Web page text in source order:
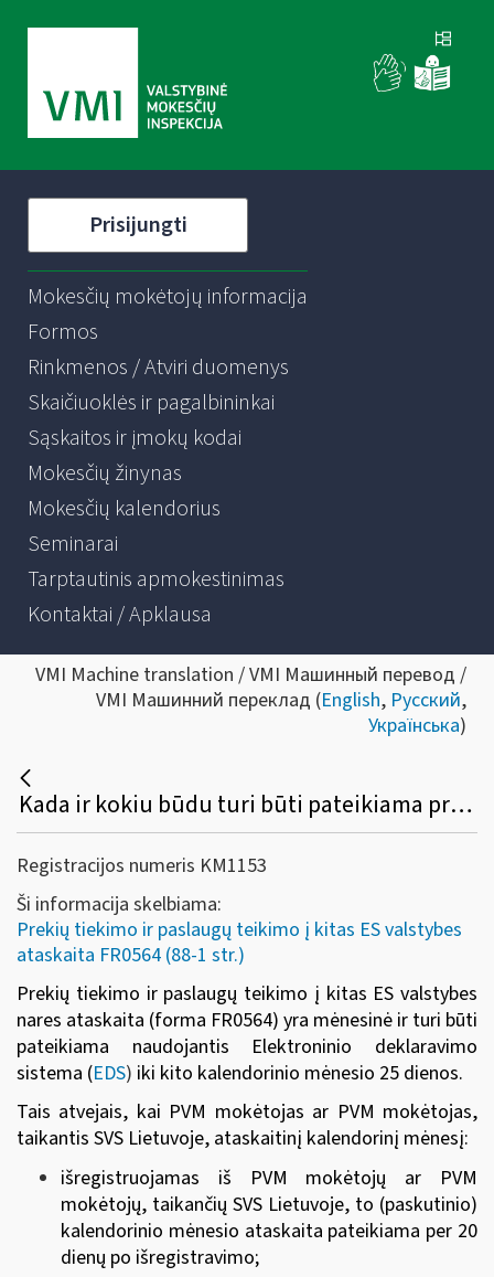
Prisijungti
Mokesčių mokėtojų informacija
Formos
Rinkmenos / Atviri duomenys
Skaičiuoklės ir pagalbininkai
Sąskaitos ir įmokų kodai
Mokesčių žinynas
Mokesčių kalendorius
Seminarai
Tarptautinis apmokestinimas
Kontaktai / Apklausa
VMI Machine translation / VMI Машинный перевод /
VMI Машинний переклад (English, Русский,
Українська)
Kada ir kokiu būdu turi būti pateikiama prekių tiekimo ir paslaugų teikimo į kitas ES valstybes nares ataskaita (FR0564)?
Registracijos numeris KM1153
Ši informacija skelbiama:
Prekių tiekimo ir paslaugų teikimo į kitas ES valstybes
ataskaita FR0564 (88-1 str.)
Prekių tiekimo ir paslaugų teikimo į kitas ES valstybes
nares ataskaita (forma FR0564) yra mėnesinė ir turi būti
pateikiama naudojantis Elektroninio deklaravimo
sistema (EDS) iki kito kalendorinio mėnesio 25 dienos.
Tais atvejais, kai PVM mokėtojas ar PVM mokėtojas,
taikantis SVS Lietuvoje, ataskaitinį kalendorinį mėnesį:
išregistruojamas iš PVM mokėtojų ar PVM
mokėtojų, taikančių SVS Lietuvoje, to (paskutinio)
kalendorinio mėnesio ataskaita pateikiama per 20
dienų po išregistravimo;